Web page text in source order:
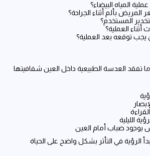
المياه البيضاء؟
بألم أثناء الجراحة؟
المستخدم؟
أثناء العملية؟
يجب توقعه بعد العملية؟
تفقد العدسة الطبيعية داخل العين شفافيتها
الليلية
بوجود ضباب أمام العين
الرؤية في التأثر بشكل واضح على الحياة